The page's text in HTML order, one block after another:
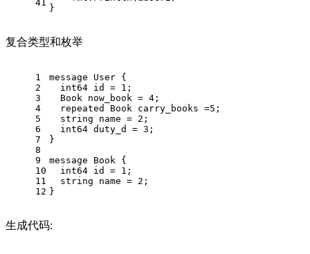
41
}
复合类型和枚举
1
2
3
4
5
6
7
8
9
10
11
12
message User {
int64 id = 1 ;
  Book now_book =
4 ;
  repeated Book carry_books =
5 ;
string name = 2 ;
int64 duty_d = 3 ;
}
message Book {
int64 id = 1 ;
string name = 2 ;
}
生成代码: